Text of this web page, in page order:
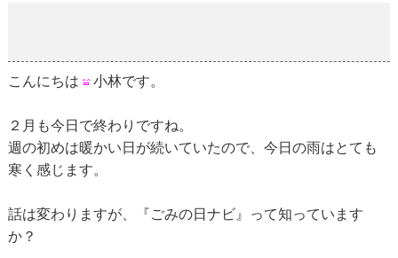
こんにちは 小林です。
２月も今日で終わりですね。
週の初めは暖かい日が続いていたので、今日の雨はとても
寒く感じます。
話は変わりますが、『ごみの日ナビ』って知っています
か？